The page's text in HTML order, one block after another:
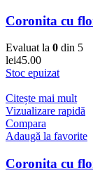
Coronita cu
Evaluat la 0 din 5
lei45.00
Stoc epuizat
Citește mai mult
Vizualizare rapidă
Compara
Adaugă la favorite
Coronita cu